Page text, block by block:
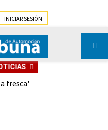
INICIAR SESIÓN
fresca'